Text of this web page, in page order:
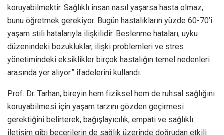
koruyabilmektir. Sağlıklı insan nasıl yaşarsa hasta olmaz,
bunu öğretmek gerekiyor. Bugün hastalıkların yüzde 60-70’i
yaşam stili hatalarıyla ilişkilidir. Beslenme hataları, uyku
düzenindeki bozukluklar, ilişki problemleri ve stres
yönetimindeki eksiklikler birçok hastalığın temel nedenleri
arasında yer alıyor.” ifadelerini kullandı.
Prof. Dr. Tarhan, bireyin hem fiziksel hem de ruhsal sağlığını
koruyabilmesi için yaşam tarzını gözden geçirmesi
gerektiğini belirterek, bağışlayıcılık, empati ve sağlıklı
iletişim gibi becerilerin de sağlık üzerinde doğrudan etkili